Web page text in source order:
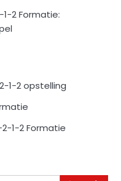
2 Formatie:
1-2 opstelling
1-2 Formatie